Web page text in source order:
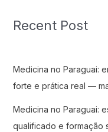
Recent Post
Medicina no Paraguai:
forte e prática real —
Medicina no Paraguai:
qualificado e formação